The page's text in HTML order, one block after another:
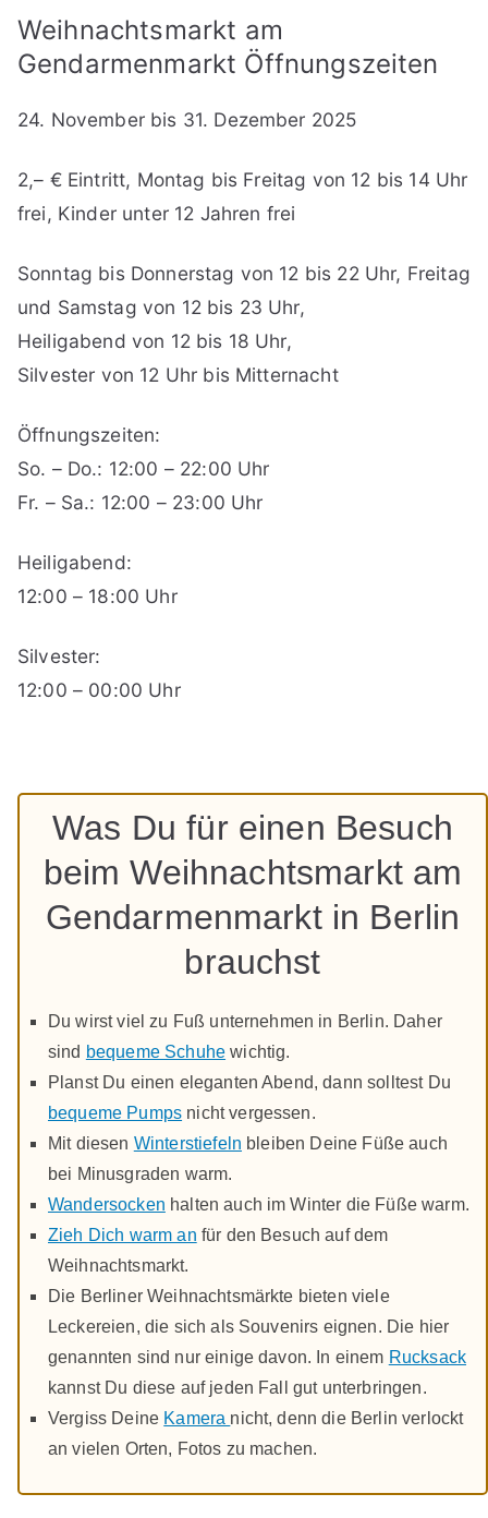
Weihnachtsmarkt am
Gendarmenmarkt Öffnungszeiten
24. November bis 31. Dezember 2025
2,– € Eintritt, Montag bis Freitag von 12 bis 14 Uhr
frei, Kinder unter 12 Jahren frei
Sonntag bis Donnerstag von 12 bis 22 Uhr, Freitag
und Samstag von 12 bis 23 Uhr,
Heiligabend von 12 bis 18 Uhr,
Silvester von 12 Uhr bis Mitternacht
Öffnungszeiten:
So. – Do.: 12:00 – 22:00 Uhr
Fr. – Sa.: 12:00 – 23:00 Uhr
Heiligabend:
12:00 – 18:00 Uhr
Silvester:
12:00 – 00:00 Uhr
Was Du für einen Besuch
beim Weihnachtsmarkt am
Gendarmenmarkt in Berlin
brauchst
Du wirst viel zu Fuß unternehmen in Berlin. Daher
sind bequeme Schuhe wichtig.
Planst Du einen eleganten Abend, dann solltest Du
bequeme Pumps nicht vergessen.
Mit diesen Winterstiefeln bleiben Deine Füße auch
bei Minusgraden warm.
Wandersocken halten auch im Winter die Füße warm.
Zieh Dich warm an für den Besuch auf dem
Weihnachtsmarkt.
Die Berliner Weihnachtsmärkte bieten viele
Leckereien, die sich als Souvenirs eignen. Die hier
genannten sind nur einige davon. In einem Rucksack
kannst Du diese auf jeden Fall gut unterbringen.
Vergiss Deine Kamera nicht, denn die Berlin verlockt
an vielen Orten, Fotos zu machen.